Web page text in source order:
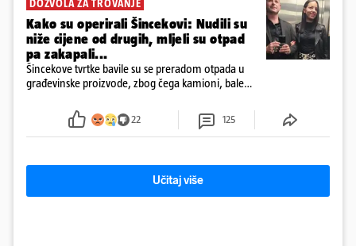
DOZVOLA ZA TROVANJE
Kako su operirali Šincekovi: Nudili su
niže cijene od drugih, mljeli su otpad
pa zakapali...
Šincekove tvrtke bavile su se preradom otpada u
građevinske proizvode, zbog čega kamioni, bale
22 125
Učitaj više